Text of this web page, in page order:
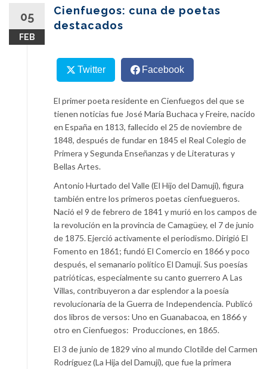
05
FEB
Cienfuegos: cuna de poetas
destacados
Twitter Facebook
El primer poeta residente en Cienfuegos del que se
tienen noticias fue José María Buchaca y Freire, nacido
en España en 1813, fallecido el 25 de noviembre de
1848, después de fundar en 1845 el Real Colegio de
Primera y Segunda Enseñanzas y de Literaturas y
Bellas Artes.
Antonio Hurtado del Valle (El Hijo del Damují), figura
también entre los primeros poetas cienfuegueros.
Nació el 9 de febrero de 1841 y murió en los campos de
la revolución en la provincia de Camagüey, el 7 de junio
de 1875. Ejerció activamente el periodismo. Dirigió El
Fomento en 1861; fundó El Comercio en 1866 y poco
después, el semanario político El Damují. Sus poesías
patrióticas, especialmente su canto guerrero A Las
Villas, contribuyeron a dar esplendor a la poesía
revolucionaria de la Guerra de Independencia. Publicó
dos libros de versos: Uno en Guanabacoa, en 1866 y
otro en Cienfuegos: Producciones, en 1865.
El 3 de junio de 1829 vino al mundo Clotilde del Carmen
Rodríguez (La Hija del Damují), que fue la primera